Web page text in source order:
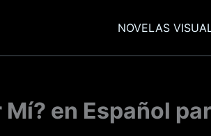
NOVELAS
en Español